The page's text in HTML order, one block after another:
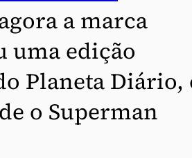
a marca
edição
Planeta Diário,
o Superman